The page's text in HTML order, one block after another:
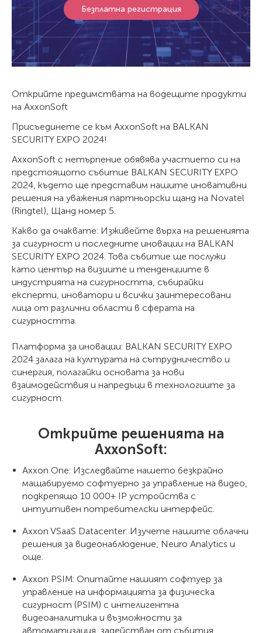
Безплатна регистрация
Открийте предимствата на водещите продукти
на AxxonSoft
Присъединете се към AxxonSoft на BALKAN
SECURITY EXPO 2024!
AxxonSoft с нетърпение обявява участието си на
предстоящото събитие BALKAN SECURITY EXPO
2024, където ще представим нашите иновативни
решения на уважения партньорски щанд на Novatel
(Ringtel), Щанд номер 5.
Какво да очаквате: Изживейте върха на решенията
за сигурност и последните иновации на BALKAN
SECURITY EXPO 2024. Това събитие ще послужи
като център на визиите и тенденциите в
индустрията на сигурността, събирайки
експерти, иноватори и всички заинтересовани
лица от различни области в сферата на
сигурността.
Платформа за иновации: BALKAN SECURITY EXPO
2024 залага на културата на сътрудничество и
синергия, полагайки основата за нови
взаимодействия и напредъци в технологиите за
сигурност.
Открийте решенията на
AxxonSoft:
Axxon One: Изследвайте нашето безкрайно
мащабируемо софтуерно за управление на видео,
подкрепящо 10 000+ IP устройства с
интуитивен потребителски интерфейс.
Axxon VSaaS Datacenter: Изучете нашите облачни
решения за видеонаблюдение, Neuro Analytics и
още.
Axxon PSIM: Опитайте нашият софтуер за
управление на информацията за физическа
сигурност (PSIM) с интелигентна
видеоаналитика и възможности за
автоматизация, задействан от събития.